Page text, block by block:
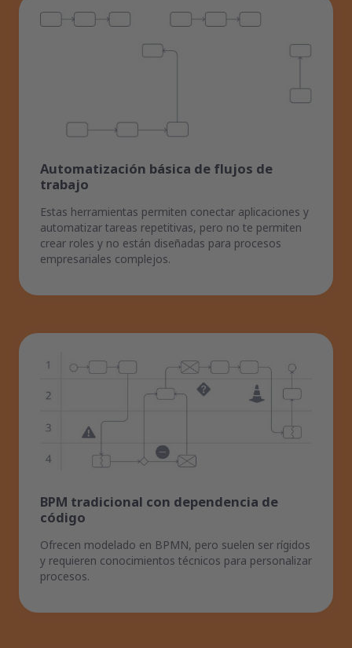
Automatización básica de flujos de
trabajo
Estas herramientas permiten conectar aplicaciones y
automatizar tareas repetitivas, pero no te permiten
crear roles y no están diseñadas para procesos
empresariales complejos.
BPM tradicional con dependencia de
código
Ofrecen modelado en BPMN, pero suelen ser rígidos
y requieren conocimientos técnicos para personalizar
procesos.